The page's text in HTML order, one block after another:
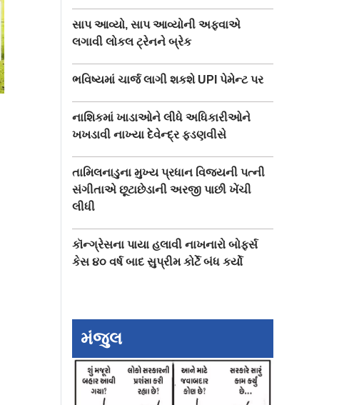
સાપ આવ્યો, સાપ આવ્યોની અફવાએ
લગાવી લોકલ ટ્રેનને બ્રેક
ભવિષ્યમાં ચાર્જ લાગી શકશે UPI પેમેન્ટ પર
નાશિકમાં ખાડાઓને લીધે અધિકારીઓને
ખખડાવી નાખ્યા દેવેન્દ્ર ફડણવીસે
તામિલનાડુના મુખ્ય પ્રધાન વિજયની પત્ની
સંગીતાએ છૂટાછેડાની અરજી પાછી ખેંચી
લીધી
કૉન્ગ્રેસના પાયા હલાવી નાખનારો બોફર્સ
કેસ ૪૦ વર્ષ બાદ સુપ્રીમ કોર્ટે બંધ કર્યો
મંજુલ